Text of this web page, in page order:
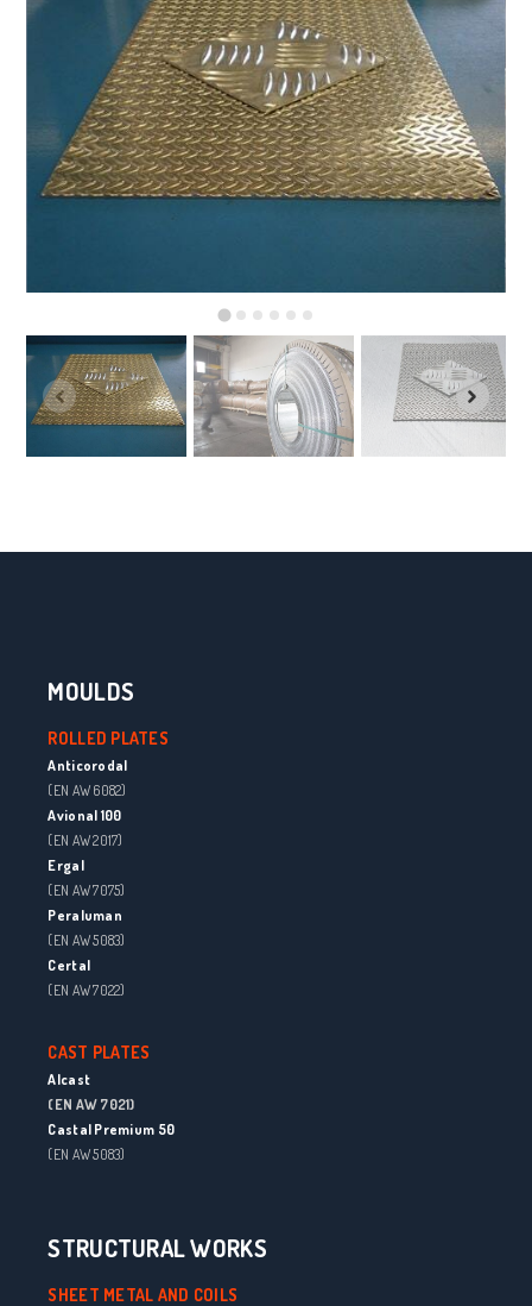
MOULDS
ROLLED PLATES
Anticorodal
(EN AW 6082)
Avional 100
(EN AW 2017)
Ergal
(EN AW 7075)
Peraluman
(EN AW 5083)
Certal
(EN AW 7022)
CAST PLATES
Alcast
(EN AW 7021)
Castal Premium 50
(EN AW 5083)
STRUCTURAL WORKS
SHEET METAL AND COILS